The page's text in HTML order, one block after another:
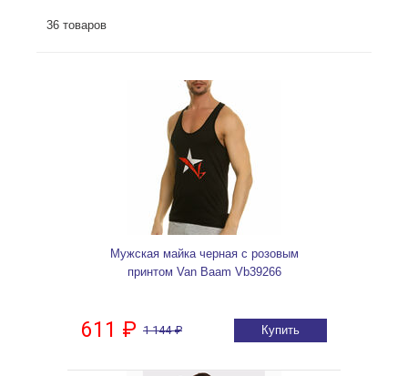
36 товаров
Мужская майка черная с розовым
принтом Van Baam Vb39266
611 ₽ 1 144 ₽ Купить